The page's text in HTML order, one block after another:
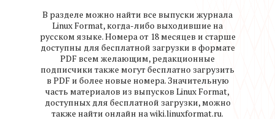
В разделе можно найти все выпуски журнала
Linux Format, когда-либо выходившие на
русском языке. Номера от 18 месяцев и старше
доступны для бесплатной загрузки в формате
PDF всем желающим, редакционные
подписчики также могут бесплатно загрузить
в PDF и более новые номера. Значительную
часть материалов из выпусков Linux Format,
доступных для бесплатной загрузки, можно
также найти онлайн на wiki.linuxformat.ru.